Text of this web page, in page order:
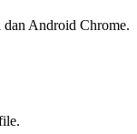
Android Chrome.